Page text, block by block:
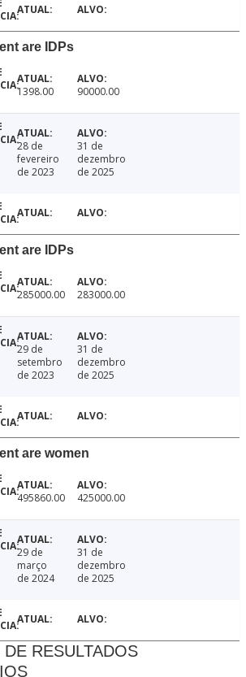
are IDPs
1398.00 90000.00
28 de
fevereiro
de 2023
31 de
dezembro
de 2025
are IDPs
285000.00 283000.00
29 de
setembro
de 2023
31 de
dezembro
de 2025
are women
495860.00 425000.00
29 de
março
de 2024
31 de
dezembro
de 2025
RESULTADOS